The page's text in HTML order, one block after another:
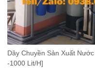
Dây Chuyền Sản Xuất
-1000 Lit/H]